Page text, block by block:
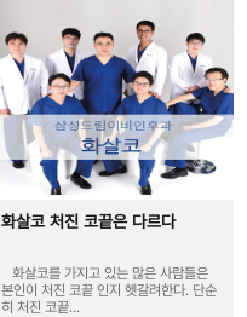
화살코 처진 코끝은 다르다
화살코를 가지고 있는 많은 사람들은
본인이 처진 코끝 인지 헷갈려한다. 단순
히 처진 코끝...